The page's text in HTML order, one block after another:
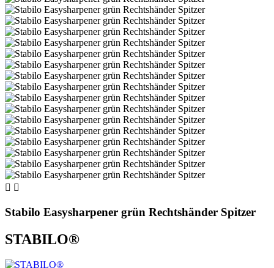
 
Stabilo Easysharpener grün Rechtshänder Spitzer
STABILO®